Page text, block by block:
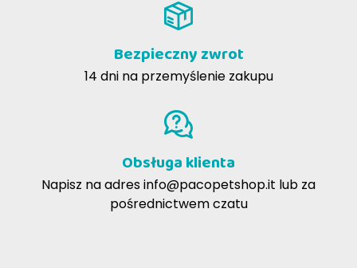
Bezpieczny zwrot
14 dni na przemyślenie zakupu
Obsługa klienta
Napisz na adresinfo@pacopetshop.it lub za
pośrednictwem czatu